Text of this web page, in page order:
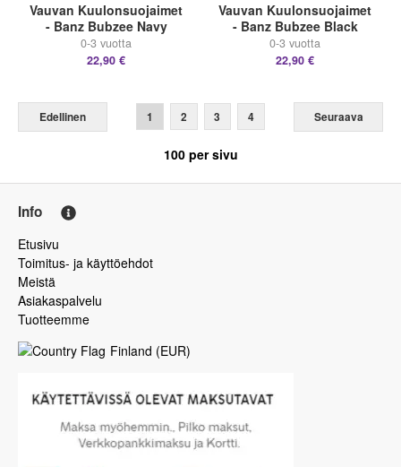
Vauvan Kuulonsuojaimet
- Banz Bubzee Navy
0-3 vuotta
22,90 €
Vauvan Kuulonsuojaimet
- Banz Bubzee Black
0-3 vuotta
22,90 €
Edellinen 1 2 3 4 Seuraava
100 per sivu
Info
Etusivu
Toimitus- ja käyttöehdot
Meistä
Asiakaspalvelu
Tuotteemme
Finland (EUR)